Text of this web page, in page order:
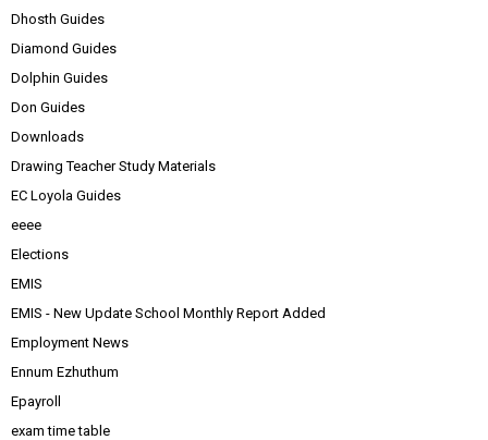
Dhosth Guides
Diamond Guides
Dolphin Guides
Don Guides
Downloads
Drawing Teacher Study Materials
EC Loyola Guides
eeee
Elections
EMIS
EMIS - New Update School Monthly Report Added
Employment News
Ennum Ezhuthum
Epayroll
exam time table